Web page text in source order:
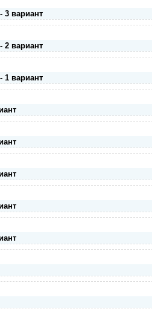
3 вариант
2 вариант
1 вариант